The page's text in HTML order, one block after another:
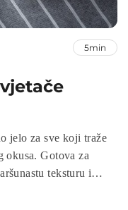
5min
jelo za sve koji traže
okusa. Gotova za
teksturu i